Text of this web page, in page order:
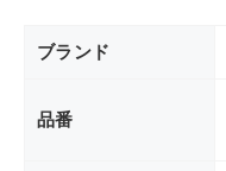
ブランド
品番